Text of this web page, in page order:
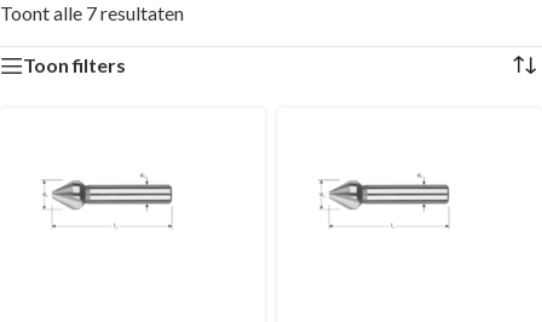
Toont alle 7 resultaten
Toon filters